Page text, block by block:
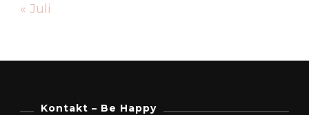
« Juli
Kontakt – Be Happy